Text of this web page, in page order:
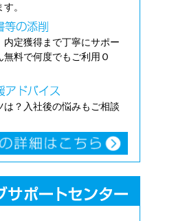
。
内定獲得まで丁寧にサポー
無料で何度でもご利用Ｏ
は？入社後の悩みもご相談